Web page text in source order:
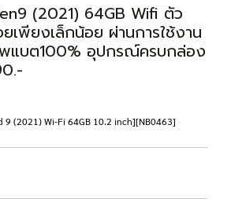
(2021) 64GB Wifi ตัว
เพียงเล็กน้อย ผ่านการใช้งาน
แบต100% อุปกรณ์ครบกล่อง
9 (2021) Wi-Fi 64GB 10.2 inch][NB0463]